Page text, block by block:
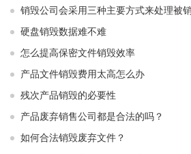
销毁公司会采用三种主要方式来处理被
硬盘销毁数据难不难
怎么提高保密文件销毁效率
产品文件销毁费用太高怎么办
残次产品销毁的必要性
产品废弃销售公司都是合法的吗？
如何合法销毁废弃文件？